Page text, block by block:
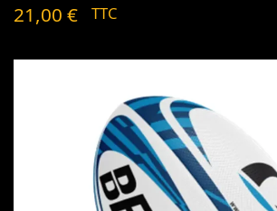
21,00 € TTC